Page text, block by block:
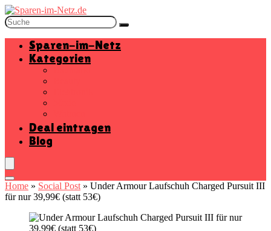
Sparen-im-Netz
Kategorien
Deal eintragen
Blog
Home » Social Post » Under Armour Laufschuh Charged Pursuit III
für nur 39,99€ (statt 53€)